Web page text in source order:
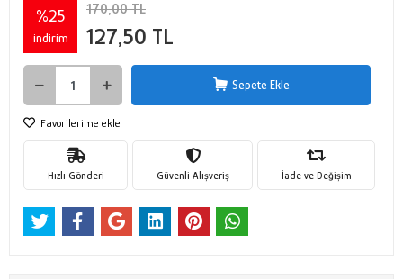
%25
indirim
170,00 TL
127,50 TL
Sepete Ekle
Favorilerime ekle
Hızlı Gönderi Güvenli Alışveriş İade ve Değişim